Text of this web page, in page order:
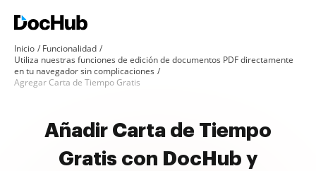
Inicio
Funcionalidad
Utiliza nuestras funciones de edición de documentos PDF directamente
en tu navegador sin complicaciones
Agregar Carta de Tiempo Gratis
Añadir Carta de Tiempo
Gratis con DocHub y